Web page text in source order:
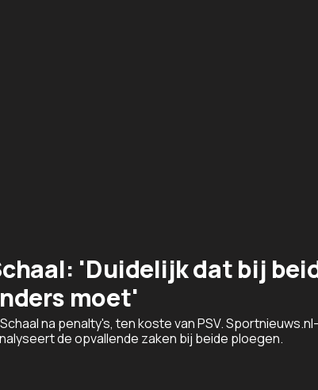
'Duidelijk dat bij
moet'
na penalty's, ten koste van PSV.
de opvallende zaken bij beide ploegen.